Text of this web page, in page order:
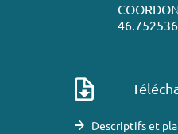
Descriptifs et